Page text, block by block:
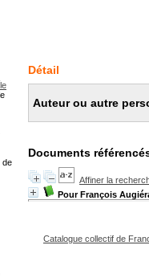
Détail
Auteur ou autre
Documents
Affiner la
Pour François
Catalogue collectif de
de